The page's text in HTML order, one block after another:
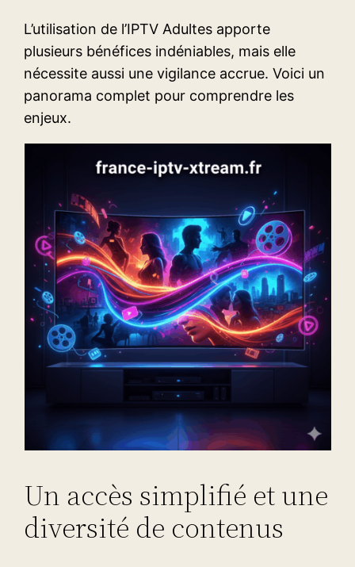
L’utilisation de l’IPTV Adultes apporte
plusieurs bénéfices indéniables, mais elle
nécessite aussi une vigilance accrue. Voici un
panorama complet pour comprendre les
enjeux.
Un accès simplifié et une
diversité de contenus